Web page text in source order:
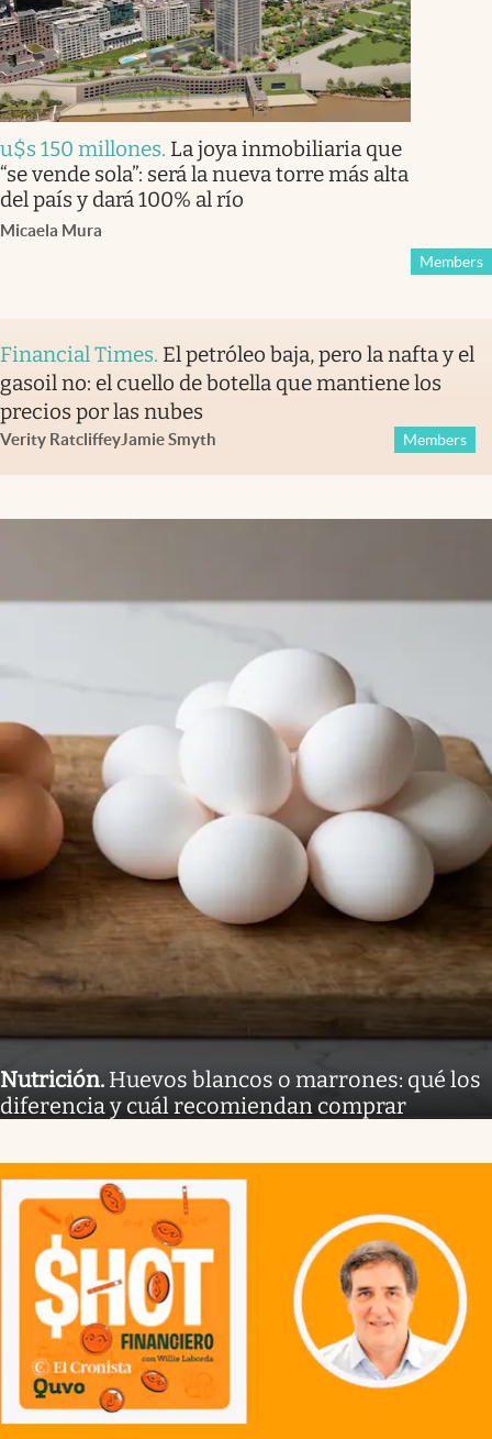
u$s 150 millones. La joya inmobiliaria que
“se vende sola”: será la nueva torre más alta
del país y dará 100% al río
Micaela Mura
Members
Financial Times. El petróleo baja, pero la nafta y el
gasoil no: el cuello de botella que mantiene los
precios por las nubes
Verity RatcliffeyJamie Smyth Members
Nutrición. Huevos blancos o marrones: qué los
diferencia y cuál recomiendan comprar